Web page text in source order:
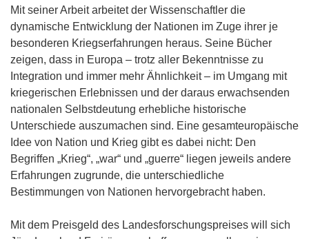
Mit seiner Arbeit arbeitet der Wissenschaftler die
dynamische Entwicklung der Nationen im Zuge ihrer je
besonderen Kriegserfahrungen heraus. Seine Bücher
zeigen, dass in Europa – trotz aller Bekenntnisse zu
Integration und immer mehr Ähnlichkeit – im Umgang mit
kriegerischen Erlebnissen und der daraus erwachsenden
nationalen Selbstdeutung erhebliche historische
Unterschiede auszumachen sind. Eine gesamteuropäische
Idee von Nation und Krieg gibt es dabei nicht: Den
Begriffen „Krieg“, „war“ und „guerre“ liegen jeweils andere
Erfahrungen zugrunde, die unterschiedliche
Bestimmungen von Nationen hervorgebracht haben.
Mit dem Preisgeld des Landesforschungspreises will sich